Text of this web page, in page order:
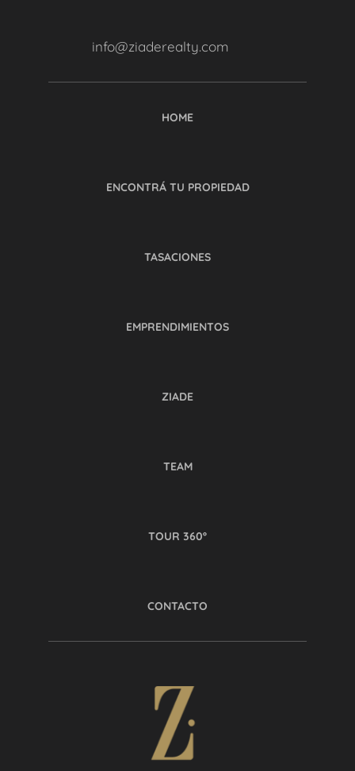
info@ziaderealty.com
HOME
ENCONTRÁ TU PROPIEDAD
TASACIONES
EMPRENDIMIENTOS
ZIADE
TEAM
TOUR 360º
CONTACTO